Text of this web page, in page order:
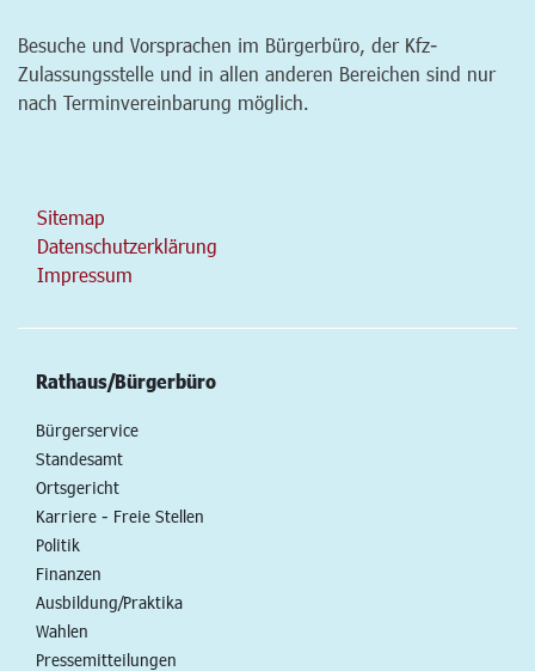
Besuche und Vorsprachen im Bürgerbüro, der Kfz-
Zulassungsstelle und in allen anderen Bereichen sind nur
nach Terminvereinbarung möglich.
Sitemap
Datenschutzerklärung
Impressum
Rathaus/Bürgerbüro
Bürgerservice
Standesamt
Ortsgericht
Karriere - Freie Stellen
Politik
Finanzen
Ausbildung/Praktika
Wahlen
Pressemitteilungen